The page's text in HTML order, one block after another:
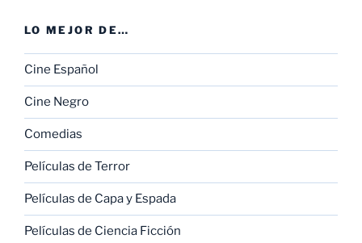
LO MEJOR DE…
Cine Español
Cine Negro
Comedias
Películas de Terror
Películas de Capa y Espada
Películas de Ciencia Ficción